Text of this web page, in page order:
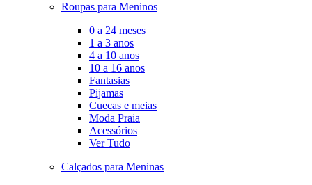
Roupas para Meninos
0 a 24 meses
1 a 3 anos
4 a 10 anos
10 a 16 anos
Fantasias
Pijamas
Cuecas e meias
Moda Praia
Acessórios
Ver Tudo
Calçados para Meninas